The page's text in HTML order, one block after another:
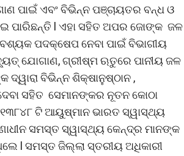
ପାଇଁ ଏବଂ ବିଭିନ୍ନ ପଞ୍ଚାୟତର ବନ୍ଧ ଓ
ପାରିଛନ୍ତି l ଏହା ସହିତ ଅପର ଜୋଙ୍କ ଜଳ
ପଦକ୍ଷେପ ନେବା ପାଇଁ ବିଭାଗୀୟ
ଯୋଗାଣ, ଗ୍ରୀଷ୍ମ ଋତୁରେ ପାନୀୟ ଜଳ
ବିଭିନ୍ନ ଶିକ୍ଷାନୁଷ୍ଠାନ ,
ସହିତ ସେମାନଙ୍କର ନୂତନ କୋଠା
ଟି ଆୟୁଷ୍ମାନ ଭାରତ ସ୍ୱାସ୍ଥ୍ୟ
ସମସ୍ତ ସ୍ୱାସ୍ଥ୍ୟ କେନ୍ଦ୍ର ମାନଙ୍କ
l ସମସ୍ତ ଜିଲ୍ଲା ସ୍ତରୀୟ ଅଧିକାରୀ